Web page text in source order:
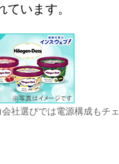
います。
会社選びでは電源構成もチ